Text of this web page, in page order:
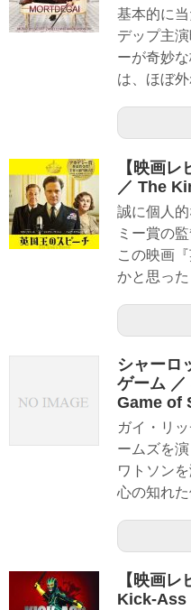
基本的に
デップ主
ーが奇妙
は、ほぼ
【映画
／ The
誠に個人
ミー賞の
この映画
かと思っ
シャーロ
ゲーム
Game of
ガイ・リ
ームズを
ワトソン
心の知れ
【映画
Kick-Ass